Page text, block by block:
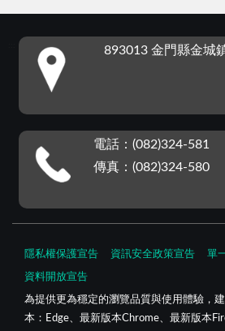
893013 金門縣金城
電話：(082)324-581
傳真：(082)324-580
隱私權保護宣告 資訊安全政策宣告 單
資料開放宣告
為提供更為穩定的瀏覽品質與使用體驗，
本：Edge、最新版本Chrome、最新版本